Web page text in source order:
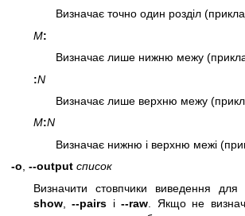
Визначає точно один розділ
M:
Визначає лише нижню межу
:N
Визначає лише верхню межу
M:N
Визначає нижню і верхню межі
-o --output список
Визначити стовпчики виведення для
show ,--pairs і--raw . Якщо не